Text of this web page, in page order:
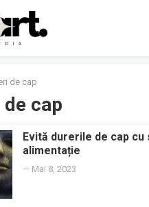
de cap
cap
Evită durerile de cap cu
alimentație
— Mai 8, 2023